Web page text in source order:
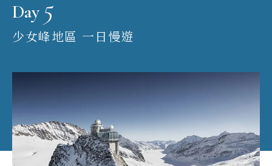
Day 5
少女峰地區 一日慢遊